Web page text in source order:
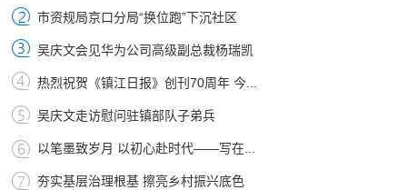
市资规局京口分局“换位跑”下沉社区
吴庆文会见华为公司高级副总裁杨瑞凯
热烈祝贺《镇江日报》创刊70周年 今...
吴庆文走访慰问驻镇部队子弟兵
以笔墨致岁月 以初心赴时代——写在...
夯实基层治理根基 擦亮乡村振兴底色